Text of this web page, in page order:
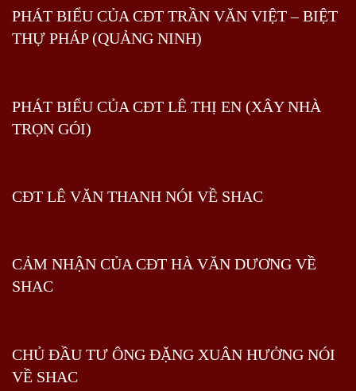
PHÁT BIỂU CỦA CĐT TRẦN VĂN VIỆT – BIỆT
THỰ PHÁP (QUẢNG NINH)
PHÁT BIỂU CỦA CĐT LÊ THỊ EN (XÂY NHÀ
TRỌN GÓI)
CĐT LÊ VĂN THANH NÓI VỀ SHAC
CẢM NHẬN CỦA CĐT HÀ VĂN DƯƠNG VỀ
SHAC
CHỦ ĐẦU TƯ ÔNG ĐẶNG XUÂN HƯỞNG NÓI
VỀ SHAC